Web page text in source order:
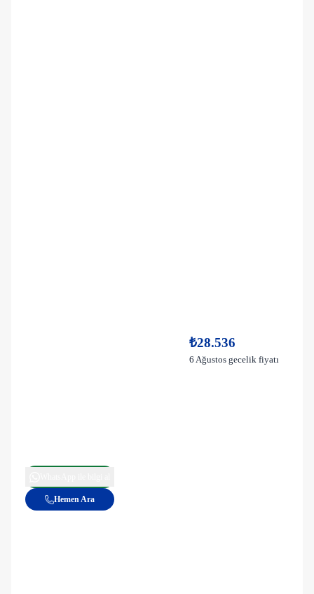
₺28.536
6 Ağustos gecelik fiyatı
Hemen Ara